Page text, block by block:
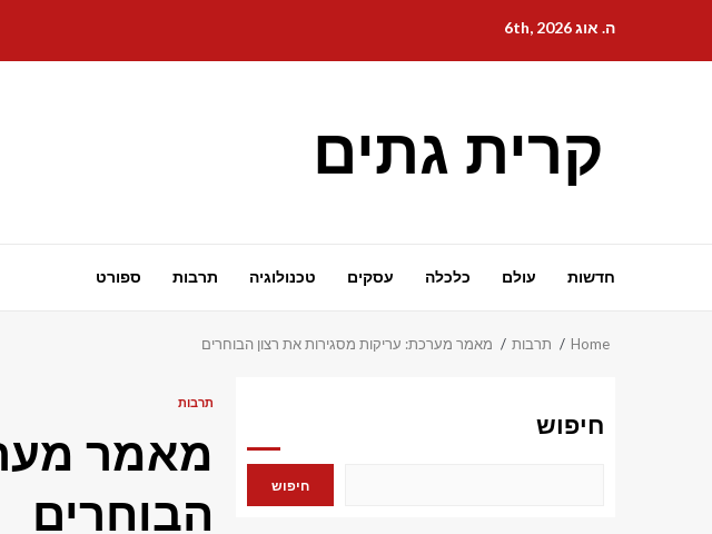
content
ה. אוג 6th, 2026
קרית גתים
חדשות עולם כלכלה עסקים טכנולוגיה תרבות ספורט
Home תרבות מאמר מערכת: עריקות מסגירות את רצון הבוחרים
תרבות
מאמר
הבוחרים
חיפוש
חיפוש